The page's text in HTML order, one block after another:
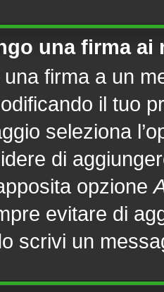
una firma ai
firma a un
il tuo
seleziona
di
opzione
evitare di
scrivi un